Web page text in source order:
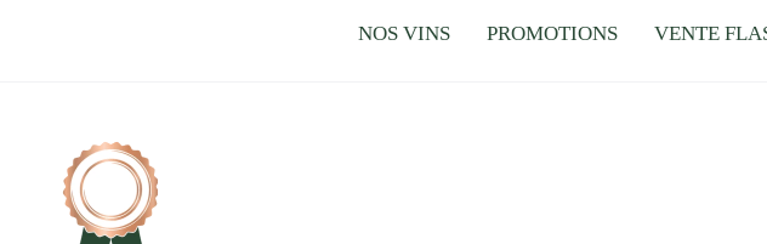
NOS VINS PROMOTIONS VENTE
IGNORER LES
INFORMATIONS SUR LE
PRODUIT